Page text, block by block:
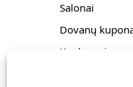
Salonai
Dovanų
Konkursai
Bendrosios